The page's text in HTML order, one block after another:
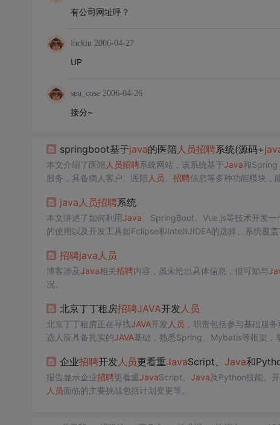
有公司网址呼？
luckin 2006-04-27
UP
seu_cose 2006-04-26
接分~
springboot基于java的医陪人员招聘系统(源码+
本文介绍了医陪 人员招聘系统网站，该系统基于Java和Spring
服务，具备病人客户、医陪 人员 招聘信息等多种功能模块，
java 人员招聘系统
本文讲述了如何利用Java 、SpringBoot、Vue.js等技术开发一
的使用以及开发工具如Eclipse和IntelliJIDEA的选择。系统覆
招聘java 人员
博客涉及Java相关招聘内容，虽未给出具体信息，但可知与
况。
北京丁丁租房招聘JAVA开发 人员
北京丁丁租房正在寻找JAVA开发 人员 ，职责包括参与基础服
选人应具备扎实的JAVA基础，熟悉Spring、Mybatis等框架，
企业招聘开发 人员更看重JavaScript、 Java和
报告显示企业招聘更看重JavaScript、 Java及Python技能。
人员面临的主要挑战包括计划变更等。